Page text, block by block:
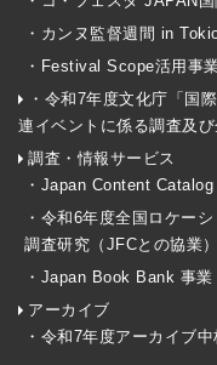
・カンヌ監督週間 in
・Festival Scope活用事
・令和7年度文化庁「国
連イベントに係る調査及び
調査・情報サービス
・Japan Content Catalog
・令和6年度全国ロケー
調査研究（JFCとの協業）
・Japan Book Bank 事業
アーカイブ
・令和7年度アーカイブ